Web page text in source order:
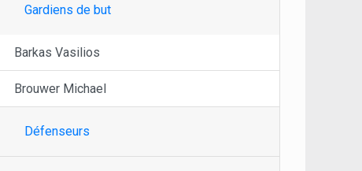
Gardiens de but
Barkas Vasilios
Brouwer Michael
Défenseurs